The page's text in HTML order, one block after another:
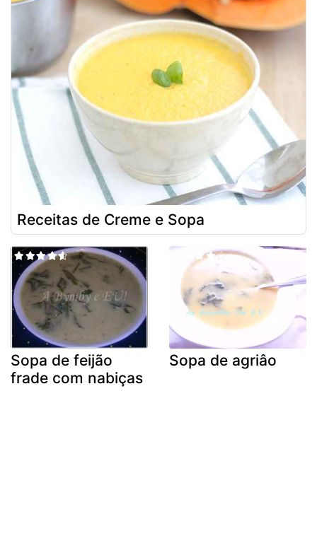
Receitas de Creme e Sopa
Sopa de feijão
frade com nabiças
Sopa de agriâo